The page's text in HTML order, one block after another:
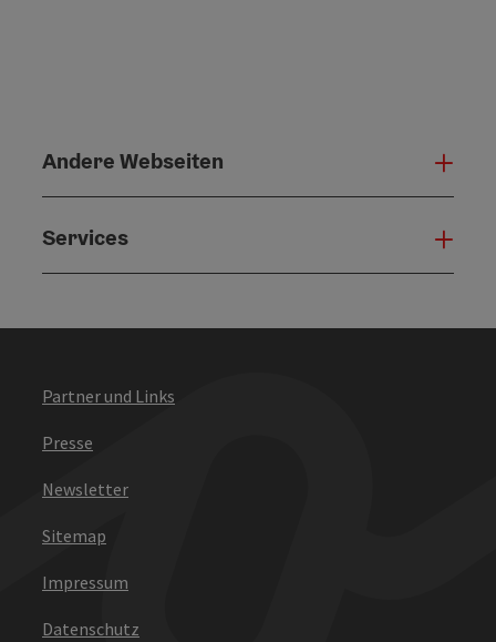
Andere Webseiten
Services
Partner und Links
Presse
Newsletter
Sitemap
Impressum
Datenschutz